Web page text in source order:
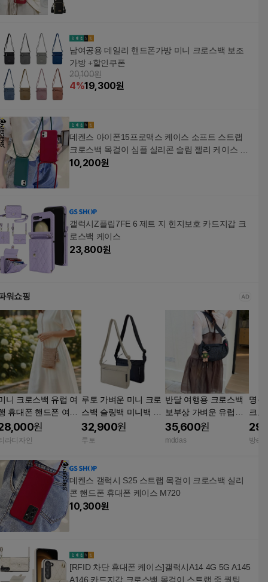
남여공용 데일리 핸드폰가방 미니 크로스백 보조
가방 +할인쿠폰
20,100원
4%19,300원
데켄스 아이폰15프로맥스 케이스 소프트 스트랩
크로스백 목걸이 심플 실리콘 슬림 젤리 케이스 M
720
10,200원
갤럭시Z플립7FE 6 제트 지 힌지보호 카드지갑 크
로스백 케이스
23,800원
워쇼핑
니 크로스백 유럽 여
휴대폰 핸드폰 여권
방 핸드메이드
원
라디자인
루토 가벼운 미니 크로
스백 슬링백 미니백 핸
드폰가방 여행 여행용
숄더백 LT123
32,900원
루토
반달 여행용 크로스백
보부상 가벼운 유럽여
행가방 핸드폰 도난방
지 크로와상백 호피 미
35,600원
mddas
명품
크로
가죽
방e
데켄스 갤럭시 S25 스트랩 목걸이 크로스백 실리
콘 핸드폰 휴대폰 케이스 M720
10,300원
[RFID 차단 휴대폰 케이스]갤럭시A14 4G 5G A145
A146 카드지갑 크로스백 목걸이 스트랩 줄 퀄팅 가